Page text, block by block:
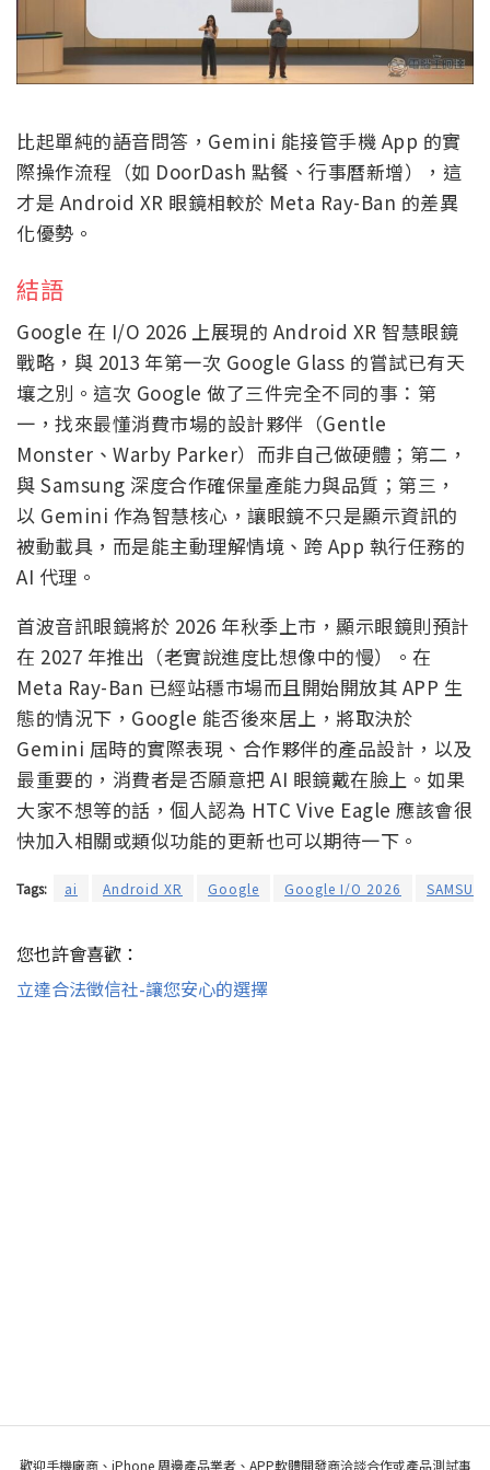
比起單純的語音問答，Gemini 能接管手機 App 的實
際操作流程（如 DoorDash 點餐、行事曆新增），這
才是 Android XR 眼鏡相較於 Meta Ray-Ban 的差異
化優勢。
結語
Google 在 I/O 2026 上展現的 Android XR 智慧眼鏡
戰略，與 2013 年第一次 Google Glass 的嘗試已有天
壤之別。這次 Google 做了三件完全不同的事：第
一，找來最懂消費市場的設計夥伴（Gentle
Monster、Warby Parker）而非自己做硬體；第二，
與 Samsung 深度合作確保量產能力與品質；第三，
以 Gemini 作為智慧核心，讓眼鏡不只是顯示資訊的
被動載具，而是能主動理解情境、跨 App 執行任務的
AI 代理。
首波音訊眼鏡將於 2026 年秋季上市，顯示眼鏡則預計
在 2027 年推出（老實說進度比想像中的慢）。在
Meta Ray-Ban 已經站穩市場而且開始開放其 APP 生
態的情況下，Google 能否後來居上，將取決於
Gemini 屆時的實際表現、合作夥伴的產品設計，以及
最重要的，消費者是否願意把 AI 眼鏡戴在臉上。如果
大家不想等的話，個人認為 HTC Vive Eagle 應該會很
快加入相關或類似功能的更新也可以期待一下。
Tags: ai Android XR Google Google I/O 2026
您也許會喜歡：
立達合法徵信社-讓您安心的選擇
歡迎手機廠商、iPhone 周邊產品業者、APP軟體開發商洽談合作或產品測試事